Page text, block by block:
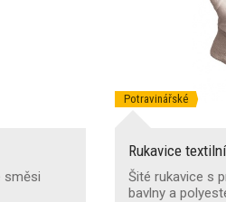
směsi
Potravinářské
Rukavice
Šité rukavice s
bavlny a